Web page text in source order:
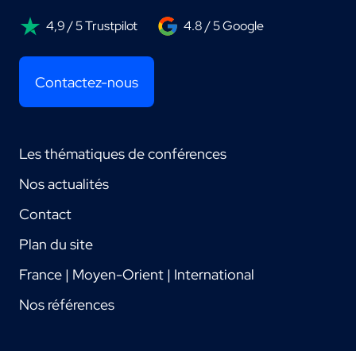
4,9 / 5 Trustpilot 4.8 / 5 Google
Contactez-nous
Les thématiques de conférences
Nos actualités
Contact
Plan du site
France | Moyen-Orient | International
Nos références